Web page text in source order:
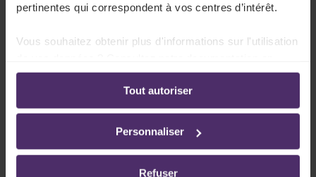
pertinentes qui correspondent à vos centres d’intérêt.
Vous souhaitez obtenir plus d'informations sur l'utilisation
ligne:
Politique de confidentialité-Politique en matière
d’utilisation des cookies
Tout autoriser
Personnaliser
Refuser
Types de frais